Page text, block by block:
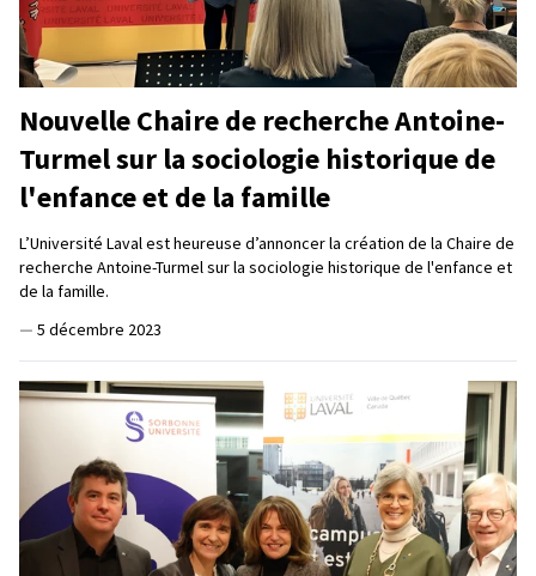
Nouvelle Chaire de recherche Antoine-
Turmel sur la sociologie historique de
l'enfance et de la famille
L’Université Laval est heureuse d’annoncer la création de la Chaire de
recherche Antoine-Turmel sur la sociologie historique de l'enfance et
de la famille.
— 5 décembre 2023